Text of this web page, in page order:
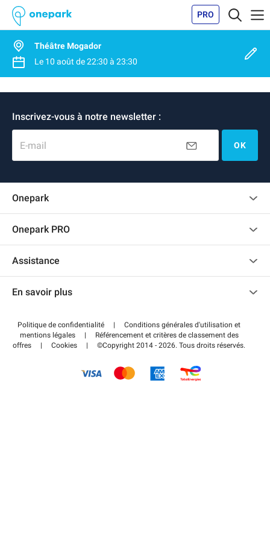
PRO
Théâtre Mogador
Le 10 août de22:30 à 23:30
Inscrivez-vous à notre newsletter :
E-mail OK
Onepark
Recrutement
Onepark PRO
Accéder à mon espace partenaire
Assistance
Centre d'aide
Régler votre stationnement FLOW
En savoir plus
Wiki
Guide du stationnement
Politique de confidentialité |
Conditions générales d'utilisation et
mentions légales
|
Référencement et critères de classement des
offres
| Cookies | ©Copyright 2014 - 2026. Tous droits réservés.